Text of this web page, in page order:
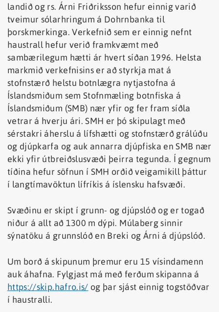
landið og rs. Árni Friðriksson hefur einnig varið
tveimur sólarhringum á Dohrnbanka til
þorskmerkinga. Verkefnið sem er einnig nefnt
haustrall hefur verið framkvæmt með
sambærilegum hætti ár hvert síðan 1996. Helsta
markmið verkefnisins er að styrkja mat á
stofnstærð helstu botnlægra nytjastofna á
Íslandsmiðum sem Stofnmæling botnfiska á
Íslandsmiðum (SMB) nær yfir og fer fram síðla
vetrar á hverju ári. SMH er þó skipulagt með
sérstakri áherslu á lífshætti og stofnstærð grálúðu
og djúpkarfa og auk annarra djúpfiska en SMB nær
ekki yfir útbreiðslusvæði þeirra tegunda. Í gegnum
tíðina hefur söfnun í SMH orðið veigamikill þáttur
í langtímavöktun lífríkis á íslensku hafsvæði.
Svæðinu er skipt í grunn- og djúpslóð og er togað
niður á allt að 1300 m dýpi. Múlaberg sinnir
sýnatöku á grunnslóð en Breki og Árni á djúpslóð.
Um borð á skipunum þremur eru 15 vísindamenn
auk áhafna. Fylgjast má með ferðum skipanna á
https://skip.hafro.is/ og þar sjást einnig togstöðvar
í haustralli.